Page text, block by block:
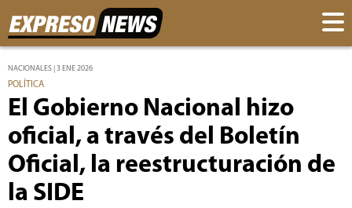
NACIONALES | 3 ENE 2026
POLÍTICA
El Gobierno Nacional hizo
oficial, a través del Boletín
Oficial, la reestructuración de
la SIDE